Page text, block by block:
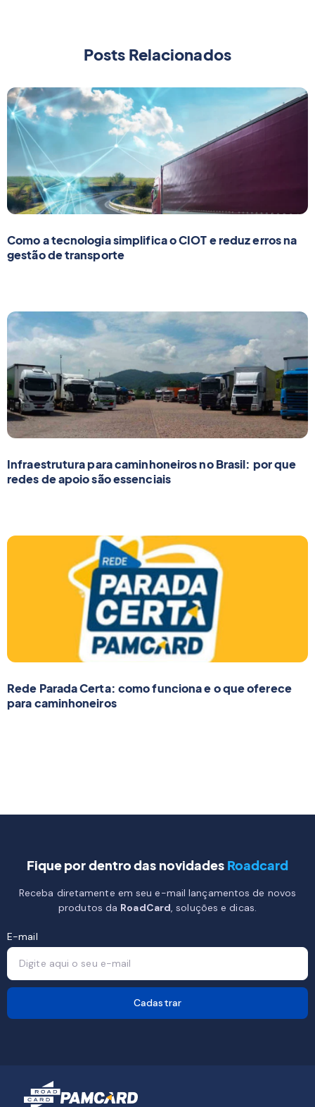
Posts Relacionados
Como a tecnologia simplifica o CIOT e reduz erros na
gestão de transporte
Infraestrutura para caminhoneiros no Brasil: por que
redes de apoio são essenciais
Rede Parada Certa: como funciona e o que oferece
para caminhoneiros
Fique por dentro das novidades Roadcard
Receba diretamente em seu e-mail lançamentos de novos
produtos da RoadCard, soluções e dicas.
E-mail
Cadastrar